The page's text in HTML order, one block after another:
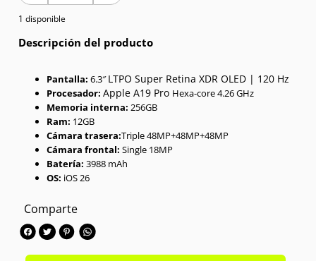
1 disponible
Descripción del producto
Pantalla: 6.3″LTPO Super Retina XDR OLED | 120 Hz
Procesador: Apple A19 Pro Hexa-core 4.26 GHz
Memoria interna: 256GB
Ram: 12GB
Cámara trasera:Triple 48MP+48MP+48MP
Cámara frontal: Single 18MP
Batería: 3988 mAh
OS: iOS 26
Comparte
9.
Iphone 17
10. Audífonos